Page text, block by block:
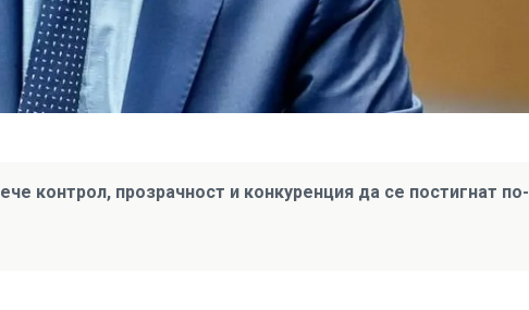
контрол, прозрачност и конкуренция да се постигнат по-